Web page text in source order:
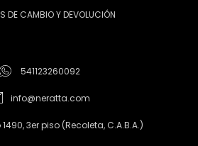
DE CAMBIO Y DEVOLUCIÓN
541123260092
info@neratta.com
3er piso (Recoleta, C.A.B.A.)